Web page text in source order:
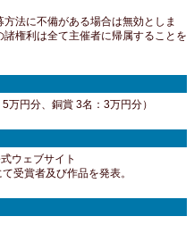
法に不備がある場合は無効としま
権利は全て主催者に帰属することを
円分、銅賞 3名：3万円分）
ウェブサイト
受賞者及び作品を発表。